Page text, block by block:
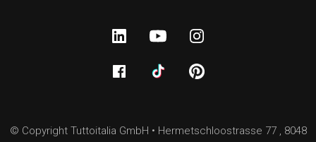
© Copyright Tuttoitalia GmbH • Hermetschloostrasse 77 , 8048